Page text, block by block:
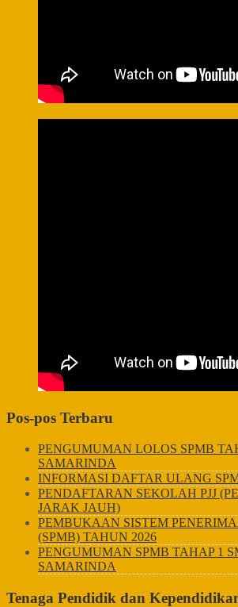
Pos-pos Terbaru
PENGUMUMAN LOLOS SPMB
SAMARINDA
INFORMASI DAFTAR ULANG
PENDAFTARAN SEKOLAH PJJ
JARAK JAUH)
PEMBUKAAN SISTEM
(SPMB) TAHUN 2026
PENGUMUMAN SPMB TAHAP 1
SAMARINDA
Tenaga Pendidik dan